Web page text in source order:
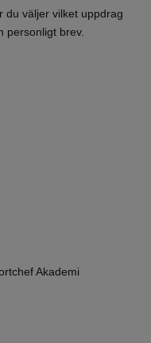
du väljer vilket uppdrag
personligt brev.
Akademi